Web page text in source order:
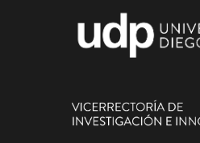
of Science o en
esta convocatoria será
correo electrónico a
Bases